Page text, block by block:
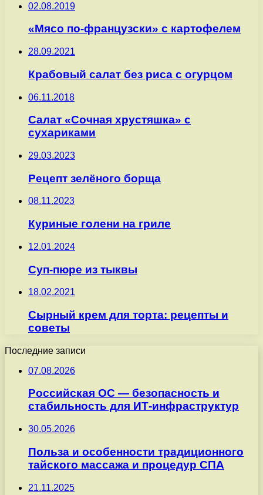
02.08.2019
«Мясо по-французски» с картофелем
28.09.2021
Крабовый салат без риса с огурцом
06.11.2018
Салат «Сочная хрустяшка» с
сухариками
29.03.2023
Рецепт зелёного борща
08.11.2023
Куриные голени на гриле
12.01.2024
Суп-пюре из тыквы
18.02.2021
Сырный крем для торта: рецепты и
советы
Последние записи
07.08.2026
Российская ОС — безопасность и
стабильность для ИТ-инфраструктур
30.05.2026
Польза и особенности традиционного
тайского массажа и процедур СПА
21.11.2025